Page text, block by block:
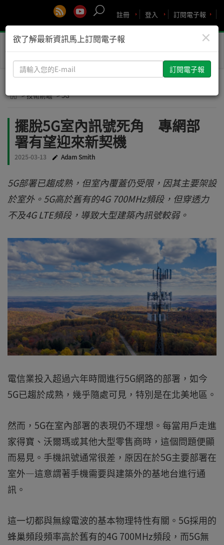
訂閱電子報
登入
註冊
Toggle
> 技術前瞻 > 5G
擺脫5G室內訊號死角 專網部
署有望迎來新契機
2025-03-13 Adam Smith
5G部署已趨成熟，但室內覆蓋仍受限，因其主要架設
於室外。5G高於舊有的4G 700MHz頻段，但穿透力
不及4G LTE頻段，導致大型建築內訊號較弱。
電信業投入超過六年時間進行5G網路的部署，如今
5G已趨於成熟，幾乎隨處可見，特別是在北美地區。
然而，5G在室內部署的表現仍不理想。每當用戶走進
家得寶、沃爾瑪或其他大型零售商時，這個問題便顯
而易見。手機訊號通常很差，原因在於5G主要部署在
室外—這意謂著手機需要與建築外的基地台進行通
訊。
這一切都與無線電波的基本物理特性有關。5G採用的
蜂巢頻段頻率高於舊有的4G 700MHz頻段，而5G無
×
欲了解最新資訊馬上訂閱電子報
請
輸
您
E-
mail